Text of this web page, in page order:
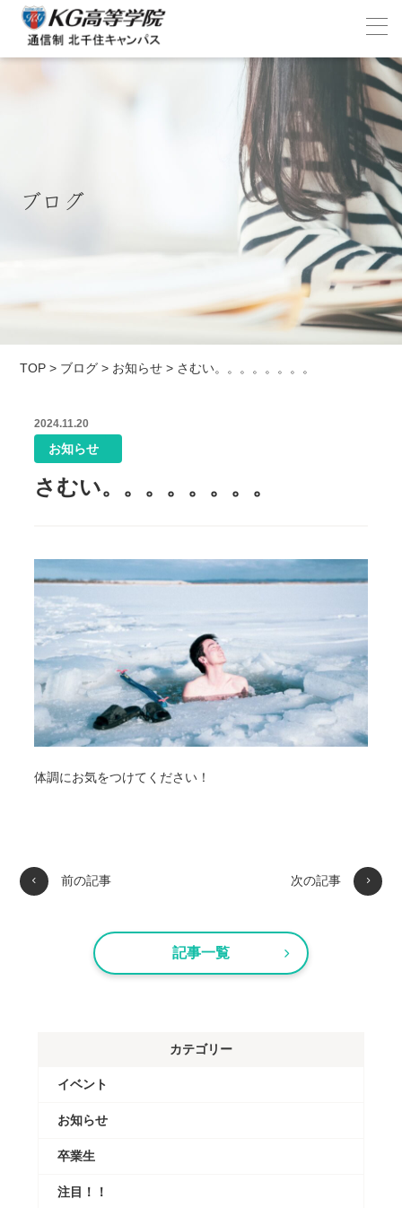
ブログ
TOP > ブログ > お知らせ > さむい。。。。。。。。
2024.11.20
お知らせ
さむい。。。。。。。。
体調にお気をつけてください！
前の記事 次の記事
記事一覧
カテゴリー
イベント
お知らせ
卒業生
注目！！